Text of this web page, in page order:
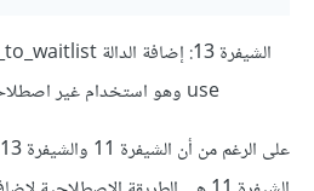
use وهو استخدام غير اصطلاحي unidiomatic